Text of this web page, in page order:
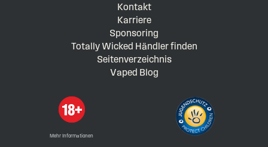
Kontakt
Karriere
Sponsoring
Totally Wicked Händler finden
Seitenverzeichnis
Vaped Blog
Mehr Informationen